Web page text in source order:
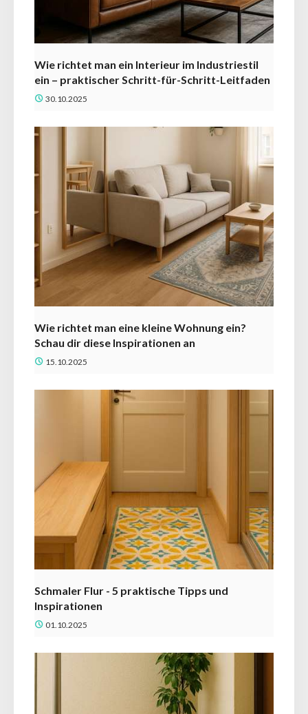
Wie richtet man ein Interieur im Industriestil
ein – praktischer Schritt-für-Schritt-Leitfaden
30.10.2025
Wie richtet man eine kleine Wohnung ein?
Schau dir diese Inspirationen an
15.10.2025
Schmaler Flur - 5 praktische Tipps und
Inspirationen
01.10.2025